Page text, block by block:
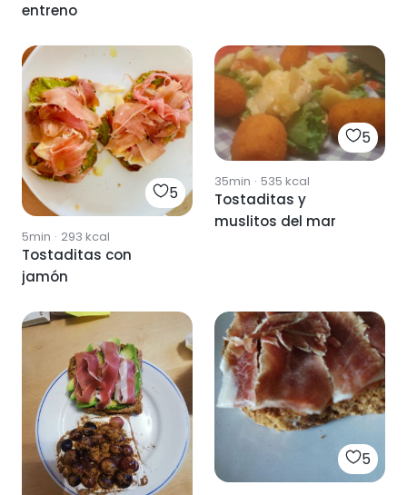
entreno
5
5min · 293 kcal
Tostaditas con
jamón
5
35min · 535 kcal
Tostaditas y
muslitos del mar
5